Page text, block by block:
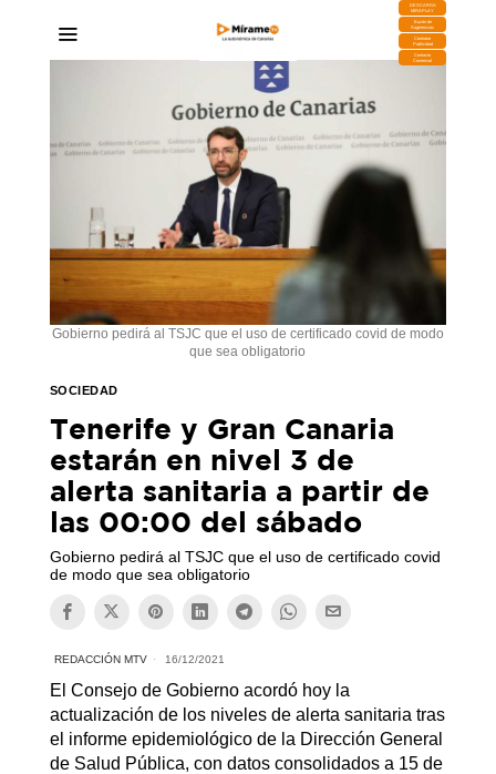
DESCARGA
MIRAPLAY
Buzón de
Sugerencias
Contratar
Publicidad
Contacto
Comercial
Gobierno pedirá al TSJC que el uso de certificado covid de modo
que sea obligatorio
SOCIEDAD
Tenerife y Gran Canaria
estarán en nivel 3 de
alerta sanitaria a partir de
las 00:00 del sábado
Gobierno pedirá al TSJC que el uso de certificado covid
de modo que sea obligatorio
REDACCIÓN MTV 16/12/2021
El Consejo de Gobierno acordó hoy la
actualización de los niveles de alerta sanitaria tras
el informe epidemiológico de la Dirección General
de Salud Pública, con datos consolidados a 15 de